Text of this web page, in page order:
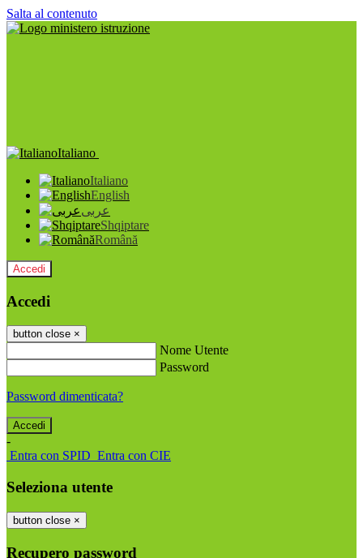
Salta al contenuto
Italiano
Italiano
English
عربى
Shqiptare
Română
Accedi
Accedi
button close ×
Nome Utente
Password
Password dimenticata?
-
Entra con SPID Entra con CIE
Seleziona utente
button close ×
Recupero password